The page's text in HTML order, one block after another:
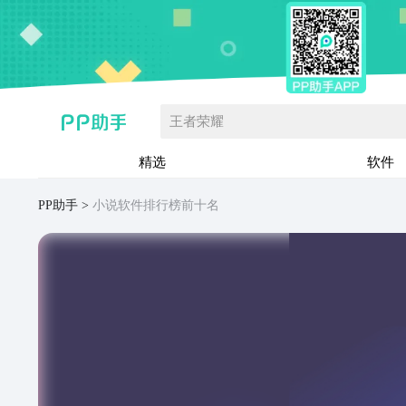
王者荣耀
精选 软件
PP助手 小说软件排行榜前十名